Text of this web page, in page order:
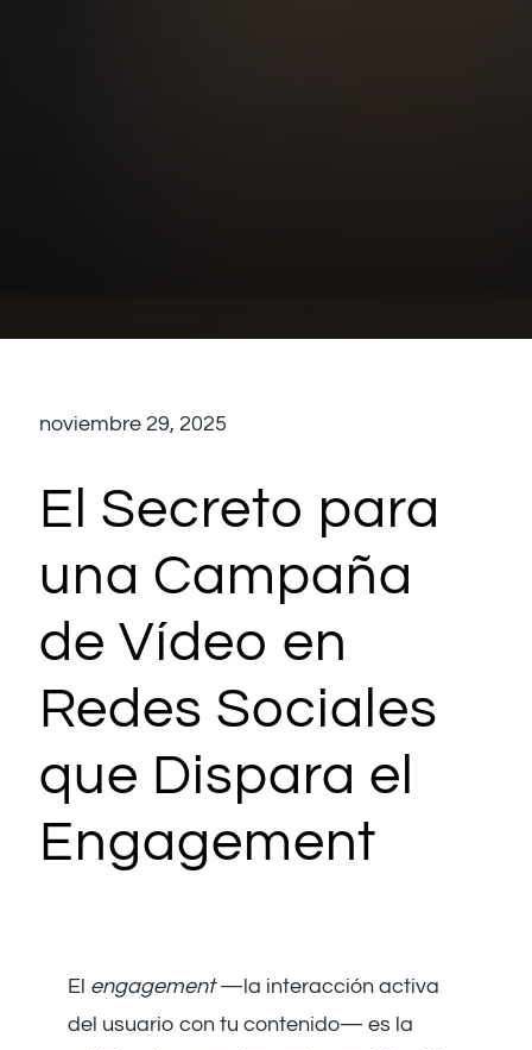
noviembre 29, 2025
El Secreto para
una Campaña
de Vídeo en
Redes Sociales
que Dispara el
Engagement
El engagement—la interacción activa
del usuario con tu contenido— es la